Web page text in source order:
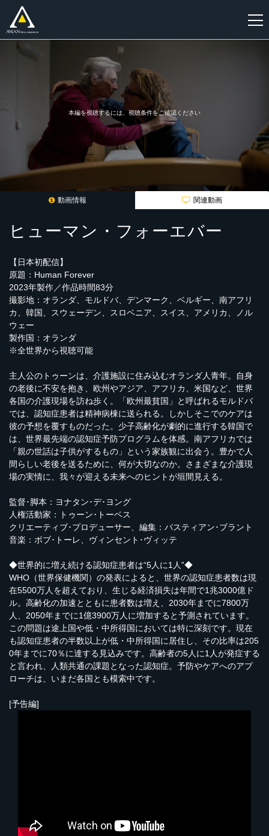
本編を視聴するには、視聴条件をご確認ください
動画情報 関連動画
ヒューマン・フォーエバー
【日本初配信】
原題：Human Forever
2023年製作／作品時間83分
撮影地：オランダ、モルドバ、デンマーク、ベルギー、南アフリ
カ、韓国、スウェーデン、スロベニア、スイス、アメリカ、ノル
ウェー
製作国：オランダ
※全世界から視聴可能
主人公のトゥーンは、介護施設に住み込むオランダ人青年。自身
の老後に不安を抱き、欧州やアジア、アフリカ、米国など、世界
各国の介護現場を訪ね歩く。「欧州最貧国」と呼ばれるモルドバ
では、認知症患者は精神病棟に送られる。しかしそこでのケアは
彼の予想を覆すものだった。少子高齢化が劇的に進行する韓国で
は、世界最先端の認知症予防プログラムを体感。南アフリカでは
「親の世話は子供がするもの」という家族観に出会う。豊かで人
間らしい老後を送るために、何が大切なのか。さまざまな介護現
場の実情に、我々が迎える未来へのヒントが垣間見える。
監督･脚本：ヨナタン･デ･ヨング
人権活動家：トゥーン･トーベス
クリエーティブ･プロデューサー、編集：バスティアン･ブラント
音楽：ボブ･トーレ、ヴィンセント･ヴィッテ
◆世界的に増え続ける認知症患者は“5人に1人”◆
WHO（世界保健機関）の発表によると、世界の認知症患者数は現
在5500万人を超えており、生じる経済損失は年間で1兆3000億ド
ル。高齢化の加速とともに患者数は増え、2030年までに7800万
人、2050年までに1億3900万人に増加すると予測されています。
この問題は途上国や低・中所得国においては特に深刻です。現在
も認知症患者の半数以上が低・中所得国に居住し、その比率は205
0年までに70％に達する見込みです。高齢者の5人に1人が発症する
と言われ、人類共通の課題となった認知症。予防やケアへのアプ
ローチは、いまだ各国とも模索中です。
[予告編]